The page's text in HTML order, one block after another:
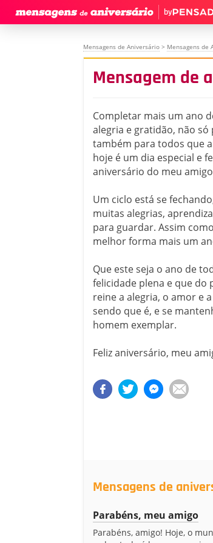
by
Mensagens de Aniversário > Mensagens de
Mensagem de
Completar mais um ano
alegria e gratidão, não
também para todos que
hoje é um dia especial e
aniversário do meu
Um ciclo está se
muitas alegrias,
para guardar. Assim
melhor forma mais um
Que este seja o ano de
felicidade plena e que do
reine a alegria, o amor e
sendo que é, e se
homem exemplar.
Feliz aniversário, meu
Mensagens de
Parabéns, meu amigo
Parabéns, amigo! Hoje, o